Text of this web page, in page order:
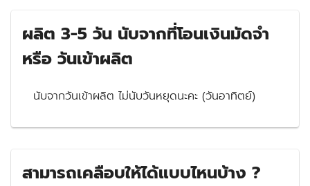
ผลิต 3-5 วัน นับจากที่โอนเงินมัดจำ
หรือ วันเข้าผลิต
นับจากวันเข้าผลิต ไม่นับวันหยุดนะคะ (วันอาทิตย์)
สามารถเคลือบให้ได้แบบไหนบ้าง ?